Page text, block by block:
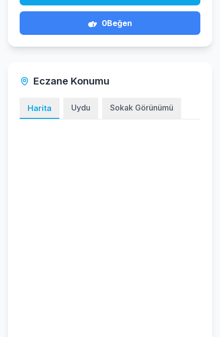
0Beğen
Eczane Konumu
Harita Uydu Sokak Görünümü